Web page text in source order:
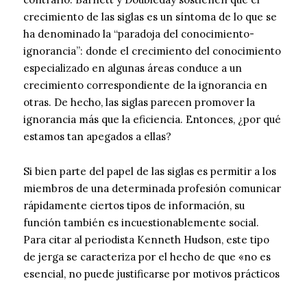
crecimiento de las siglas es un síntoma de lo que se
ha denominado la “paradoja del conocimiento-
ignorancia”: donde el crecimiento del conocimiento
especializado en algunas áreas conduce a un
crecimiento correspondiente de la ignorancia en
otras. De hecho, las siglas parecen promover la
ignorancia más que la eficiencia. Entonces, ¿por qué
estamos tan apegados a ellas?
Si bien parte del papel de las siglas es permitir a los
miembros de una determinada profesión comunicar
rápidamente ciertos tipos de información, su
función también es incuestionablemente social.
Para citar al periodista Kenneth Hudson, este tipo
de jerga se caracteriza por el hecho de que «no es
esencial, no puede justificarse por motivos prácticos